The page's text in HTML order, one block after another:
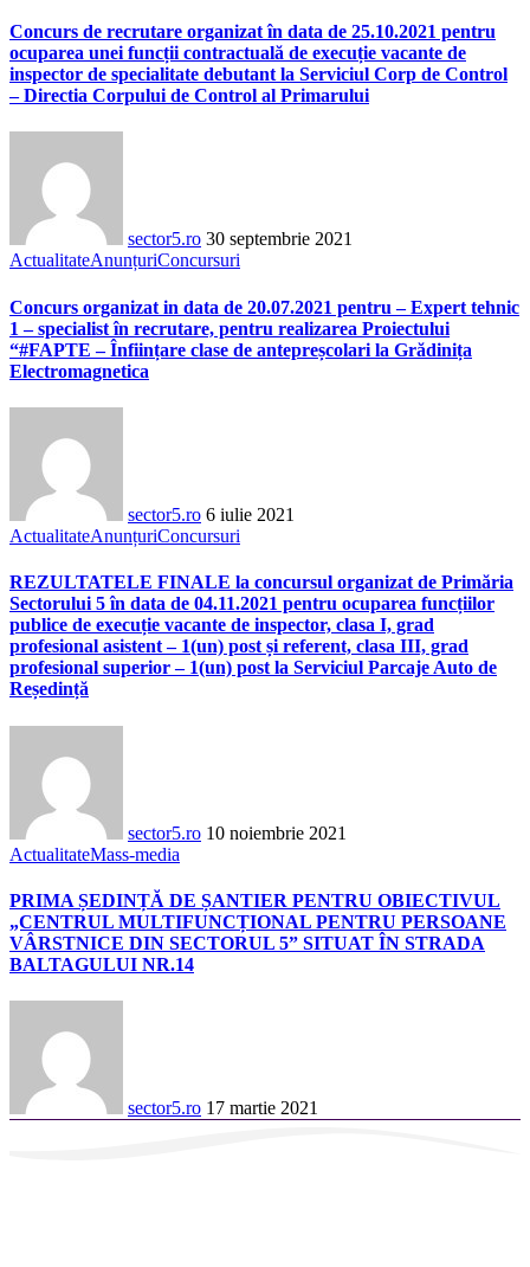
Concurs de recrutare organizat în data de 25.10.2021 pentru
ocuparea unei funcții contractuală de execuție vacante de
inspector de specialitate debutant la Serviciul Corp de Control
– Directia Corpului de Control al Primarului
sector5.ro 30 septembrie 2021
ActualitateAnunțuriConcursuri
Concurs organizat in data de 20.07.2021 pentru – Expert tehnic
1 – specialist în recrutare, pentru realizarea Proiectului
“#FAPTE – Înființare clase de antepreșcolari la Grădinița
Electromagnetica
sector5.ro 6 iulie 2021
ActualitateAnunțuriConcursuri
REZULTATELE FINALE la concursul organizat de Primăria
Sectorului 5 în data de 04.11.2021 pentru ocuparea funcțiilor
publice de execuție vacante de inspector, clasa I, grad
profesional asistent – 1(un) post și referent, clasa III, grad
profesional superior – 1(un) post la Serviciul Parcaje Auto de
Reședință
sector5.ro 10 noiembrie 2021
ActualitateMass-media
PRIMA ȘEDINȚĂ DE ȘANTIER PENTRU OBIECTIVUL
„CENTRUL MULTIFUNCȚIONAL PENTRU PERSOANE
VÂRSTNICE DIN SECTORUL 5” SITUAT ÎN STRADA
BALTAGULUI NR.14
sector5.ro 17 martie 2021